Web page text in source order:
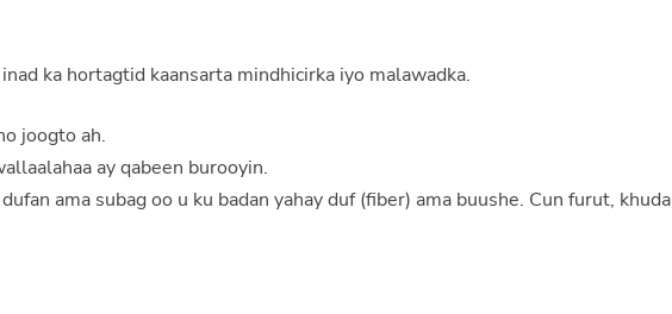
ka hortagtid kaansarta mindhicirka iyo malawadka.
joogto ah.
ay qabeen burooyin.
ama subag oo u ku badan yahay duf (fiber) ama buushe. Cun furut,